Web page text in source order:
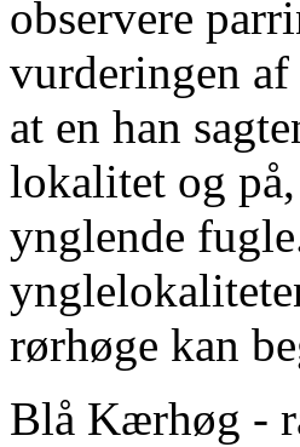
observere
vurderingen
at en han
lokalitet og
ynglende
rørhøge kan
Blå Kærhøg -